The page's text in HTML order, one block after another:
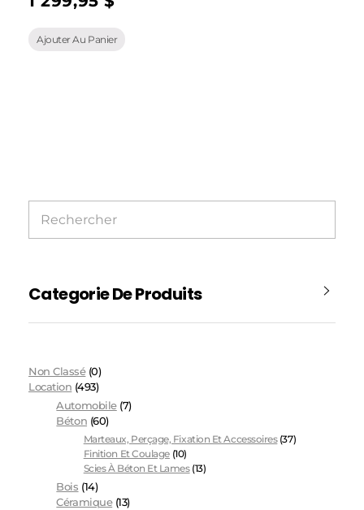
Ajouter Au Panier
Categorie De Produits
Non Classé (0)
Location (493)
Automobile (7)
Béton (60)
Marteaux, Perçage, Fixation Et Accessoires (37)
Finition Et Coulage (10)
Scies À Béton Et Lames (13)
Bois (14)
Céramique (13)